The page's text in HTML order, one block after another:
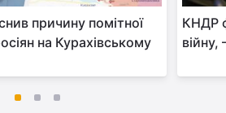
причину помітної
на Курахівському
КНДР
війну,